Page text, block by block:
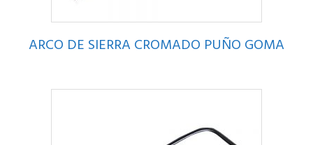
ARCO DE SIERRA CROMADO PUÑO GOMA